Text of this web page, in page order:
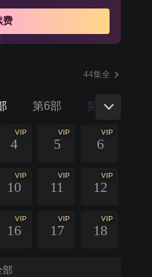
费
44集全
第6部 第7部
VIP
4
VIP
5
VIP
6
VIP
10
VIP
11
VIP
12
VIP
16
VIP
17
VIP
18
部